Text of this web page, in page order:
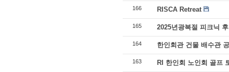
166 RISCA Retreat
165 2025년광복절 피크닉
164 한인회관 건물 배수관
163 RI 한인회 노인회 골프